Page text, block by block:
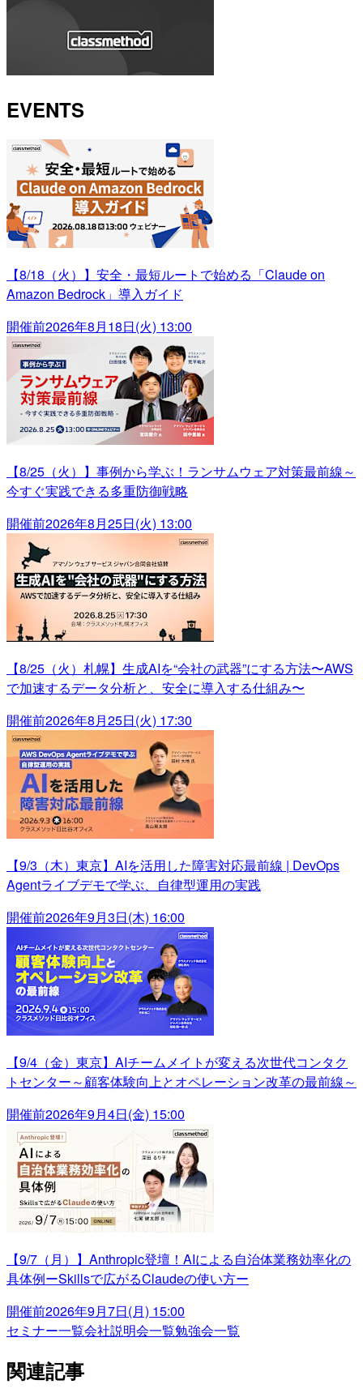
EVENTS
【8/18（火）】安全・最短ルートで始める「Claude on
Amazon Bedrock」導入ガイド
開催前2026年8月18日(火) 13:00
【8/25（火）】事例から学ぶ！ランサムウェア対策最前線～
今すぐ実践できる多重防御戦略
開催前2026年8月25日(火) 13:00
【8/25（火）札幌】生成AIを“会社の武器”にする方法〜AWS
で加速するデータ分析と、安全に導入する仕組み〜
開催前2026年8月25日(火) 17:30
【9/3（木）東京】AIを活用した障害対応最前線 | DevOps
Agentライブデモで学ぶ、自律型運用の実践
開催前2026年9月3日(木) 16:00
【9/4（金）東京】AIチームメイトが変える次世代コンタク
トセンター～顧客体験向上とオペレーション改革の最前線～
開催前2026年9月4日(金) 15:00
【9/7（月）】Anthropic登壇！AIによる自治体業務効率化の
具体例ーSkillsで広がるClaudeの使い方ー
開催前2026年9月7日(月) 15:00
セミナー一覧会社説明会一覧勉強会一覧
関連記事